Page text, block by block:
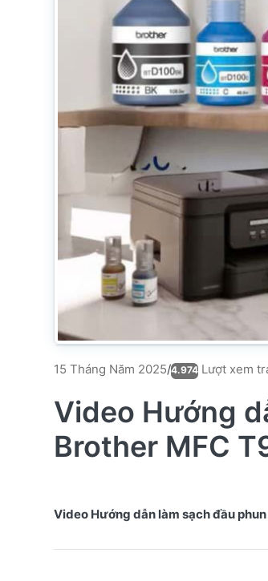
15 Tháng Năm 2025/4.974 Lượt xem
Video Hướng
Brother MFC
Video Hướng dẫn làm sạch đầu